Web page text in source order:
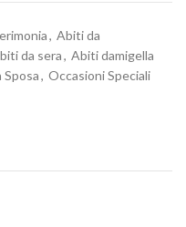
, Abiti da
da sera, Abiti damigella
Sposa, Occasioni Speciali